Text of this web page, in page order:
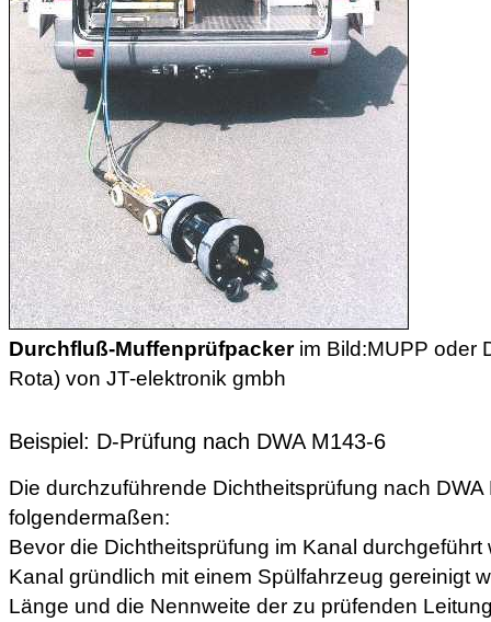
Durchfluß-Muffenprüfpackerim Bild:MUPP oder
Rota) von JT-elektronik gmbh
Beispiel: D-Prüfung nach DWA M143-6
Die durchzuführende Dichtheitsprüfung nach
folgendermaßen:
Bevor die Dichtheitsprüfung im Kanal
Kanal gründlich mit einem Spülfahrzeug gereinigt
Länge und die Nennweite der zu prüfenden